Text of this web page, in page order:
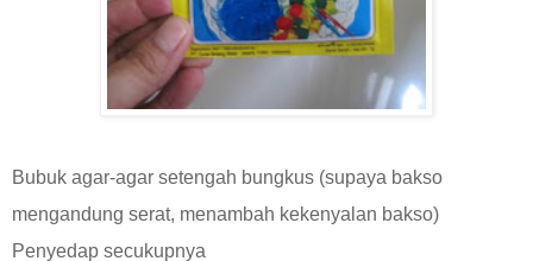
Bubuk agar-agar setengah bungkus (supaya bakso
mengandung serat, menambah kekenyalan bakso)
Penyedap secukupnya